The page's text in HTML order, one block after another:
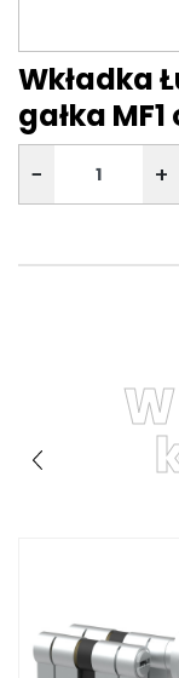
Wkładka
gałka
− +